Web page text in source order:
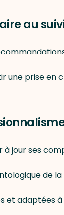
au
une prise en
jour ses
de la
et adaptées